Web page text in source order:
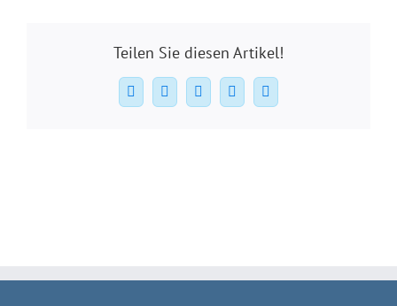
Teilen Sie diesen Artikel!
Facebook
X WhatsAppPinterest
E-
Mail